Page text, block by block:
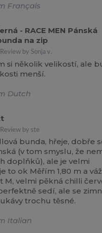
Français
- RACE MEN Pánská
na zip
Review by Sonja v.
si několik velikostí, ale
menší.
Dutch
Review by ste
bunda, hřeje, dobře
(v tom smyslu, že
doplňků), ale je velmi
to ok Měřím 1,80 m a
M, velmi pěkná chilli
sedí, ale se
trochu těsné.
Italian